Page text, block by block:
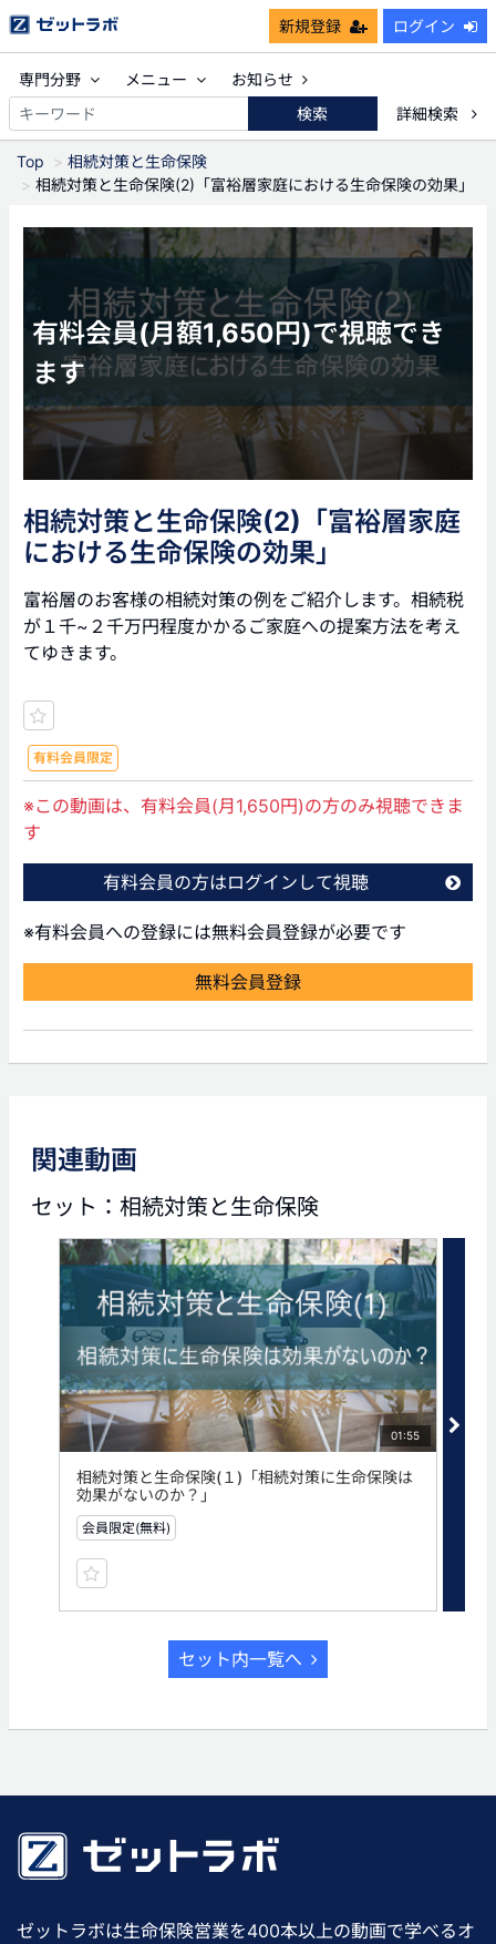
新規登録 ログイン
専門分野 メニュー
お知らせ
検索
詳細検索
Top
相続対策と生命保険
相続対策と生命保険(2)「富裕層家庭における生命保険の効果」
有料会員(月額1,650円)で視聴でき
ます
相続対策と生命保険(2)「富裕層家庭
における生命保険の効果」
富裕層のお客様の相続対策の例をご紹介します。相続税
が１千~２千万円程度かかるご家庭への提案方法を考え
てゆきます。
有料会員限定
※この動画は、有料会員(月1,650円)の方のみ視聴できま
す
有料会員の方はログインして視聴
※有料会員への登録には無料会員登録が必要です
無料会員登録
前の動画
相続対策と生命保険(１)
果がないのか？」
次の動画
相続対策と生命保険(3)
命保険提案」
タグ
生命保険 相続 資産家
関連動画
セット：相続対策と生命保険
01:55
相続対策と生命保険(１)「相続対策に生命保険は
効果がないのか？」
会員限定(無料)
セット内一覧へ
ゼットラボは生命保険営業を400本以上の動画で学べるオ